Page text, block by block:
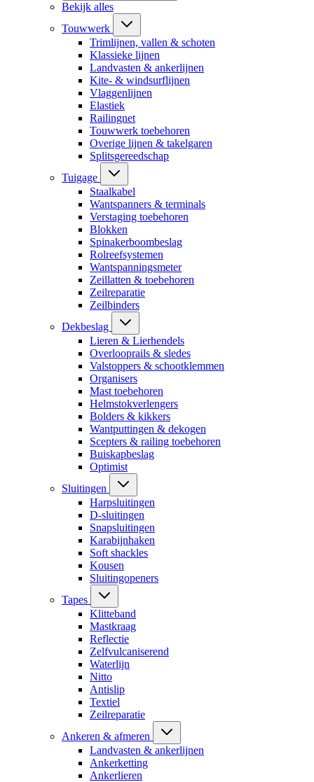
Bekijk alles
Touwwerk
Trimlijnen, vallen & schoten
Klassieke lijnen
Landvasten & ankerlijnen
Kite- & windsurflijnen
Vlaggenlijnen
Elastiek
Railingnet
Touwwerk toebehoren
Overige lijnen & takelgaren
Splitsgereedschap
Tuigage
Staalkabel
Wantspanners & terminals
Verstaging toebehoren
Blokken
Spinakerboombeslag
Rolreefsystemen
Wantspanningsmeter
Zeillatten & toebehoren
Zeilreparatie
Zeilbinders
Dekbeslag
Lieren & Lierhendels
Overlooprails & sledes
Valstoppers & schootklemmen
Organisers
Mast toebehoren
Helmstokverlengers
Bolders & kikkers
Wantputtingen & dekogen
Scepters & railing toebehoren
Buiskapbeslag
Optimist
Sluitingen
Harpsluitingen
D-sluitingen
Snapsluitingen
Karabijnhaken
Soft shackles
Kousen
Sluitingopeners
Tapes
Klitteband
Mastkraag
Reflectie
Zelfvulcaniserend
Waterlijn
Nitto
Antislip
Textiel
Zeilreparatie
Ankeren & afmeren
Landvasten & ankerlijnen
Ankerketting
Ankerlieren